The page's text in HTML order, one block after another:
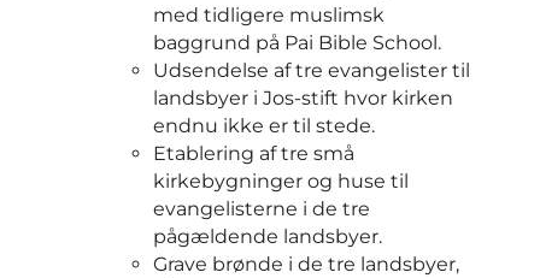
med tidligere muslimsk
baggrund på Pai Bible School.
Udsendelse af tre evangelister til
landsbyer i Jos-stift hvor kirken
endnu ikke er til stede.
Etablering af tre små
kirkebygninger og huse til
evangelisterne i de tre
pågældende landsbyer.
Grave brønde i de tre landsbyer,